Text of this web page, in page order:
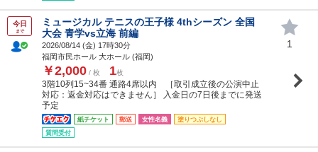
今日
まで
ミュージカル テニスの王子様 4thシーズン 全国
大会 青学vs立海 前編
2026/08/14 (金) 17時30分
福岡市民ホール 大ホール (福岡)
￥2,000 / 枚 1枚
3階10列15~34番 通路4席以内 ［取引成立後の公演中止
対応：返金対応はできません］ 入金日の7日後までに発送
予定
紙チケット 郵送 女性名義
塗りつぶしなし
質問受付
1